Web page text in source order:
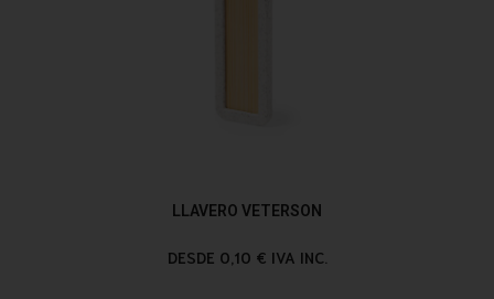
LLAVERO VETERSON
DESDE 0,10 € IVA INC.